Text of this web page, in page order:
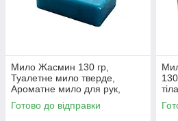
Мило Жасмин 130 гр,
Туалетне мило тверде,
Ароматне мило для рук,
Тверде мило для душу ТМ
Cocos
Готово до відправки